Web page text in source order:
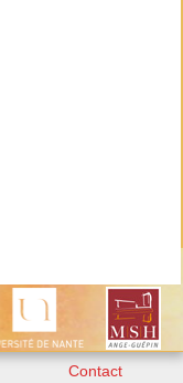
Contact